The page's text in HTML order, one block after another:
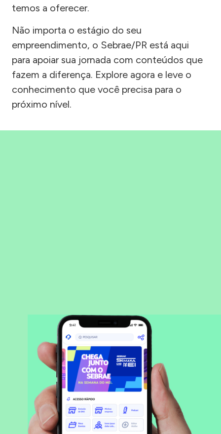
temos a oferecer.
Não importa o estágio do seu
empreendimento, o Sebrae/PR está aqui
para apoiar sua jornada com conteúdos que
fazem a diferença. Explore agora e leve o
conhecimento que você precisa para o
próximo nível.